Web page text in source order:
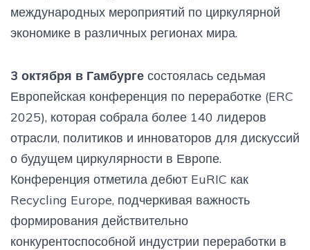
международных мероприятий по циркулярной
экономике в различных регионах мира.
3 октября в Гамбурге состоялась седьмая
Европейская конференция по переработке (ERC
2025), которая собрала более 140 лидеров
отрасли, политиков и инноваторов для дискуссий
о будущем циркулярности в Европе.
Конференция отметила дебют EuRIC как
Recycling Europe, подчеркивая важность
формирования действительно
конкурентоспособной индустрии переработки в